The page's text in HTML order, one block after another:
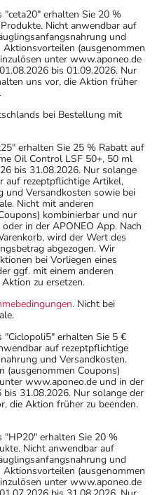
"ceta20" erhalten Sie 20 %
Nicht anwendbar auf
und
(ausgenommen
unter www.aponeo.de
bis 01.09.2026. Nur
uns vor, die Aktion früher
bei Bestellung mit
erhalten Sie 25 % Rabatt auf
Oil Control LSF 50+, 50 ml
bis 31.08.2026. Nur solange
auf rezeptpflichtige Artikel,
und Versandkosten sowie bei
Nicht mit anderen
kombinierbar und nur
in der APONEO App. Nach
wird der Wert des
abgezogen. Wir
bei Vorliegen eines
ggf. mit einem anderen
zu ersetzen.
. Nicht bei
"Ciclopoli5" erhalten Sie 5 €
auf rezeptpflichtige
und Versandkosten.
(ausgenommen Coupons)
www.aponeo.de und in der
31.08.2026. Nur solange der
die Aktion früher zu beenden.
"HP20" erhalten Sie 20 %
Nicht anwendbar auf
und
(ausgenommen
unter www.aponeo.de